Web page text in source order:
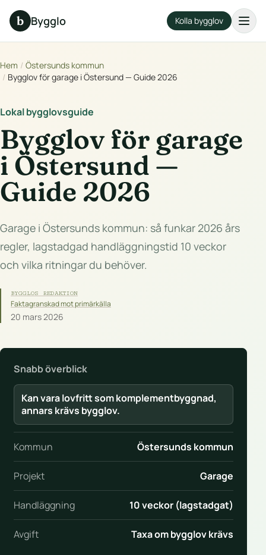
b Bygglo Kolla bygglov
Hem / Östersunds kommun
/ Bygglov för garage i Östersund — Guide 2026
Lokal bygglovsguide
Bygglov för garage
i Östersund —
Guide 2026
Garage i Östersunds kommun: så funkar 2026 års
regler, lagstadgad handläggningstid 10 veckor
och vilka ritningar du behöver.
BYGGLOS REDAKTION
Faktagranskad mot primärkälla
20 mars 2026
Snabb överblick
Kan vara lovfritt som komplementbyggnad,
annars krävs bygglov.
Kommun Östersunds kommun
Projekt Garage
Handläggning 10 veckor (lagstadgat)
Avgift Taxa om bygglov krävs